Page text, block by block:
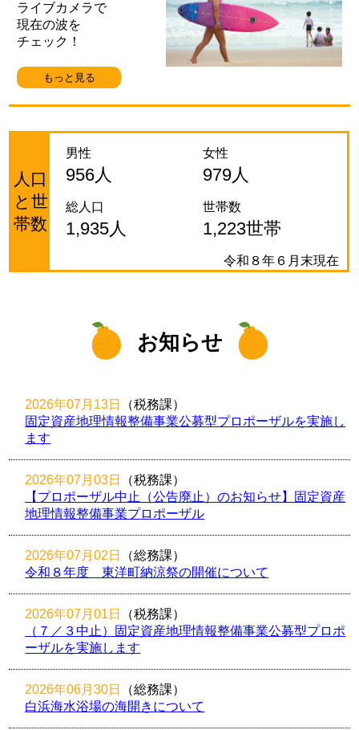
ライブカメラで
現在の波を
チェック！
もっと見る
人口
と世
帯数
男性
956人
女性
979人
総人口
1,935人
世帯数
1,223世帯
令和８年６月末現在
お知らせ
2026年07月13日 （税務課）
固定資産地理情報整備事業公募型プロポーザルを実施し
ます
2026年07月03日 （税務課）
【プロポーザル中止（公告廃止）のお知らせ】固定資産
地理情報整備事業プロポーザル
2026年07月02日 （総務課）
令和８年度 東洋町納涼祭の開催について
2026年07月01日 （税務課）
（７／３中止）固定資産地理情報整備事業公募型プロポ
ーザルを実施します
2026年06月30日 （総務課）
白浜海水浴場の海開きについて